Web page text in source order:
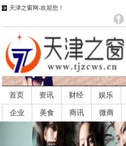
天津之窗网-欢迎您！
首页 资讯 财经 娱乐
企业 美食 商讯 微商